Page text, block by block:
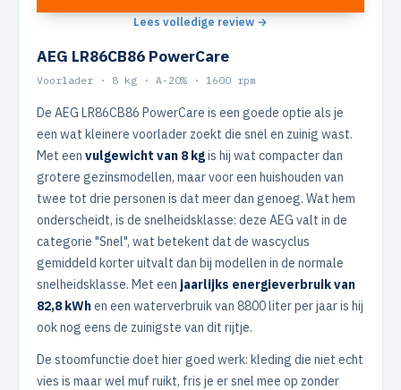
Lees volledige review →
AEG LR86CB86 PowerCare
Voorlader · 8 kg · A-20% · 1600 rpm
De AEG LR86CB86 PowerCare is een goede optie als je
een wat kleinere voorlader zoekt die snel en zuinig wast.
Met een vulgewicht van 8 kgis hij wat compacter dan
grotere gezinsmodellen, maar voor een huishouden van
twee tot drie personen is dat meer dan genoeg. Wat hem
onderscheidt, is de snelheidsklasse: deze AEG valt in de
categorie "Snel", wat betekent dat de wascyclus
gemiddeld korter uitvalt dan bij modellen in de normale
snelheidsklasse. Met een jaarlijks energieverbruik van
82,8 kWhen een waterverbruik van 8800 liter per jaar is hij
ook nog eens de zuinigste van dit rijtje.
De stoomfunctie doet hier goed werk: kleding die niet echt
vies is maar wel muf ruikt, fris je er snel mee op zonder